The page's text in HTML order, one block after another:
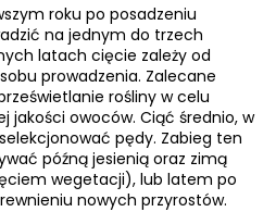
roku po posadzeniu
na jednym do trzech
latach cięcie zależy od
prowadzenia. Zalecane
rośliny w celu
jakości owoców. Ciąć średnio, w
pędy. Zabieg ten
późną jesienią oraz zimą
wegetacji), lub latem po
nowych przyrostów.